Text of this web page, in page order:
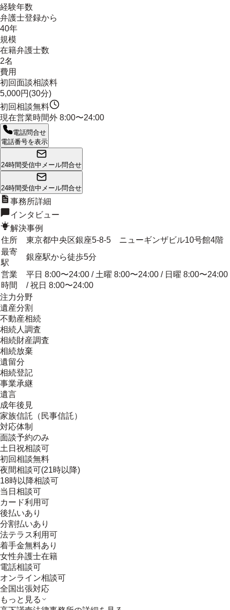
経験年数
弁護士登録から
40年
規模
在籍弁護士数
2名
費用
初回面談相談料
5,000円(30分)
初回相談無料
現在営業時間外 8:00〜24:00
電話問合せ
電話番号を表示
24時間受信中 メール問合せ
24時間受信中 メール問合せ
事務所詳細
インタビュー
解決事例
住所
東京都中央区銀座5-8-5 ニューギンザビル10号館4階
最寄
駅
銀座駅から徒歩5分
営業
時間
平日 8:00〜24:00 / 土曜 8:00〜24:00 / 日曜 8:00〜24:00
/ 祝日 8:00〜24:00
注力分野
遺産分割
不動産相続
相続人調査
相続財産調査
相続放棄
遺留分
相続登記
事業承継
遺言
成年後見
家族信託（民事信託）
対応体制
面談予約のみ
土日祝相談可
初回相談無料
夜間相談可(21時以降)
18時以降相談可
当日相談可
カード利用可
後払いあり
分割払いあり
法テラス利用可
着手金無料あり
女性弁護士在籍
電話相談可
オンライン相談可
全国出張対応
もっと見る